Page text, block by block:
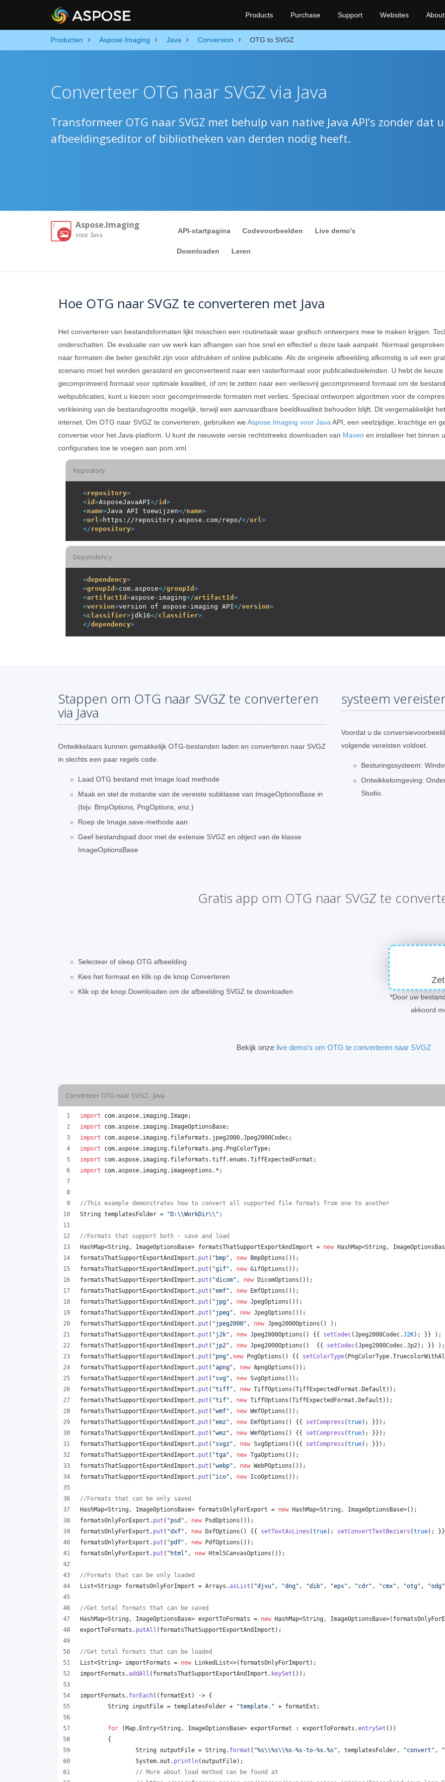
Products Purchase Support Websites About
Producten Aspose.Imaging Java Conversion OTG to SVGZ
Converteer OTG naar SVGZ via Java
Transformeer OTG naar SVGZ met behulp van native Java API’s zonder dat
afbeeldingseditor of bibliotheken van derden nodig heeft.
Aspose.Imaging
voor Java
API-startpagina Codevoorbeelden Live demo's
Downloaden Leren
Hoe OTG naar SVGZ te converteren met Java
Het converteren van bestandsformaten lijkt misschien een routinetaak waar grafisch ontwerpers mee te maken krijgen.
onderschatten. De evaluatie van uw werk kan afhangen van hoe snel en effectief u deze taak aanpakt. Normaal
naar formaten die beter geschikt zijn voor afdrukken of online publicatie. Als de originele afbeelding afkomstig is uit een
scenario moet het worden gerasterd en geconverteerd naar een rasterformaat voor publicatiedoeleinden. U hebt de
gecomprimeerd formaat voor optimale kwaliteit, of om te zetten naar een verliesvrij gecomprimeerd formaat om de
webpublicaties, kunt u kiezen voor gecomprimeerde formaten met verlies. Speciaal ontworpen algoritmen voor de
verkleining van de bestandsgrootte mogelijk, terwijl een aanvaardbare beeldkwaliteit behouden blijft. Dit vergemakkelijkt
internet. Om OTG naar SVGZ te converteren, gebruiken we Aspose.Imaging voor Java API, een veelzijdige, krachtige en
conversie voor het Java-platform. U kunt de nieuwste versie rechtstreeks downloaden van Maven en installeer het binnen
configuraties toe te voegen aan pom.xml.
Repository
<repository>
<id >AsposeJavaAPI</id >
<name>Java API toewijzen</name>
<url>https://repository.aspose.com/repo/</url>
</repository>
Dependency
<dependency>
<groupId >com.aspose</groupId >
<artifactId >aspose-imaging</artifactId >
<version>version of aspose-imaging API</version>
<classifier>jdk16</classifier>
</dependency>
Stappen om OTG naar SVGZ te converteren
via Java
Ontwikkelaars kunnen gemakkelijk OTG-bestanden laden en converteren naar SVGZ
in slechts een paar regels code.
Laad OTG bestand met Image.load methode
Maak en stel de instantie van de vereiste subklasse van ImageOptionsBase in
(bijv. BmpOptions, PngOptions, enz.)
Roep de Image.save-methode aan
Geef bestandspad door met de extensie SVGZ en object van de klasse
ImageOptionsBase
systeem
Voordat u de
volgende vereisten voldoet.
Besturingssysteem:
Ontwikkelomgeving:
Studio.
Gratis app om OTG naar SVGZ te
Selecteer of sleep OTG afbeelding
Kies het formaat en klik op de knop Converteren
Klik op de knop Downloaden om de afbeelding SVGZ te downloaden
*Door uw
akkoord
Bekijk onze live demo’s om OTG te converteren naar SVGZ
Converteer OTG naar SVGZ - Java
import com.aspose. imaging. Image;
import
com.aspose. imaging. ImageOptionsBase;
import
com.aspose. imaging. fileformats . jpeg2000.Jpeg2000Codec;
import
com.aspose. imaging. fileformats . png. PngColorType;
import
com.aspose. imaging. fileformats .tiff.enums .TiffExpectedFormat ;
import
com.aspose. imaging. imageoptions .*;
//This example demonstrates how to convert all supported file formats from one to another
String templatesFolder = "D:\\WorkDir\\ " ;
//Formats that support both - save and load
HashMap<String, ImageOptionsBase> formatsThatSupportExportAndImport = new HashMap<String,
formatsThatSupportExportAndImport . put ( "bmp" , new BmpOptions ());
formatsThatSupportExportAndImport . put ( "gif" , new GifOptions ());
formatsThatSupportExportAndImport . put ( "dicom" , new DicomOptions ());
formatsThatSupportExportAndImport . put ( "emf" , new EmfOptions ());
formatsThatSupportExportAndImport . put ( "jpg" , new JpegOptions ());
formatsThatSupportExportAndImport . put ( "jpeg" , new JpegOptions ());
formatsThatSupportExportAndImport . put ( "jpeg2000" , new Jpeg2000Options () );
formatsThatSupportExportAndImport . put ( "j2k" , new Jpeg2000Options () {{ setCodec(Jpeg2000Codec.J2K); }} );
formatsThatSupportExportAndImport . put ( "jp2" , new Jpeg2000Options ()  {{ setCodec(Jpeg2000Codec.Jp2); }} );
formatsThatSupportExportAndImport . put ( "png" , new PngOptions () {{ setColorType( PngColorType.
formatsThatSupportExportAndImport . put ( "apng" , new ApngOptions ());
formatsThatSupportExportAndImport . put ( "svg" , new SvgOptions ());
formatsThatSupportExportAndImport . put ( "tiff" , new TiffOptions (TiffExpectedFormat . Default ));
formatsThatSupportExportAndImport . put ( "tif" , new TiffOptions (TiffExpectedFormat . Default ));
formatsThatSupportExportAndImport . put ( "wmf" , new WmfOptions ());
formatsThatSupportExportAndImport . put ( "emz" , new EmfOptions () {{ setCompress (true); }});
formatsThatSupportExportAndImport . put ( "wmz" , new WmfOptions () {{ setCompress (true); }});
formatsThatSupportExportAndImport . put ( "svgz" , new SvgOptions (){{ setCompress (true); }});
formatsThatSupportExportAndImport . put ( "tga" , new TgaOptions ());
formatsThatSupportExportAndImport . put ( "webp" , new WebPOptions ());
formatsThatSupportExportAndImport . put ( "ico" , new IcoOptions ());
//Formats that can be only saved
HashMap<String, ImageOptionsBase> formatsOnlyForExport = new HashMap<String, ImageOptionsBase>();
formatsOnlyForExport . put ( "psd" , new PsdOptions ());
formatsOnlyForExport . put ( "dxf" , new DxfOptions () {{ setTextAsLines (true); setConvertTextBeziers (true);
formatsOnlyForExport . put ( "pdf" , new PdfOptions ());
formatsOnlyForExport . put ( "html" , new Html5CanvasOptions ());
//Formats that can be only loaded
List<String> formatsOnlyForImport = Arrays .asList ( "djvu" , "dng" , "dib" , "eps" , "cdr" , "cmx" , "otg" , "odg"
//Get total formats that can be saved
HashMap<String, ImageOptionsBase> exportToFormats = new HashMap<String, ImageOptionsBase>(
exportToFormats . putAll ( formatsThatSupportExportAndImport );
//Get total formats that can be loaded
List<String> importFormats = new LinkedList<>( formatsOnlyForImport );
importFormats .addAll ( formatsThatSupportExportAndImport . keySet ());
importFormats . forEach(( formatExt ) -> {
String inputFile = templatesFolder + "template." + formatExt ;
for ( Map. Entry<String, ImageOptionsBase> exportFormat : exportToFormats .entrySet ())
	{
String outputFile = String. format ( "%s\\%s\\%s-%s-to-%s.%s" , templatesFolder, "convert" ,
System.out . println(outputFile);
// More about load method can be found at